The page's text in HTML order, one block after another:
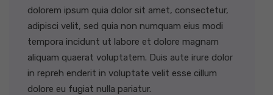
dolorem ipsum quia dolor sit amet, consectetur,
adipisci velit, sed quia non numquam eius modi
tempora incidunt ut labore et dolore magnam
aliquam quaerat voluptatem. Duis aute irure dolor
in repreh enderit in voluptate velit esse cillum
dolore eu fugiat nulla pariatur.